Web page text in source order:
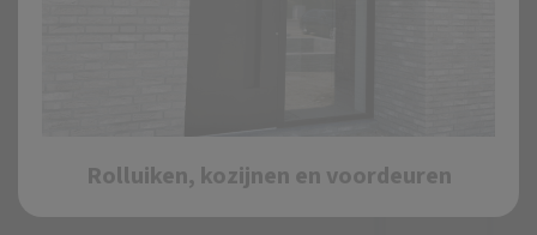
Rolluiken, kozijnen en voordeuren